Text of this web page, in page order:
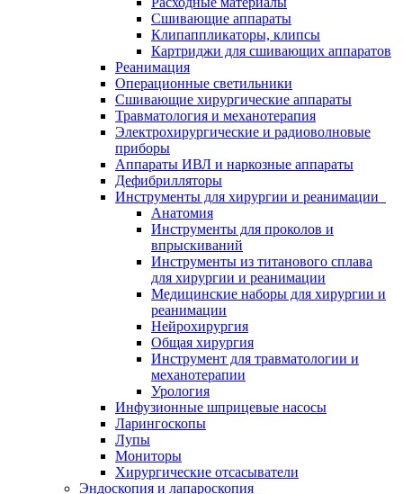
Сшивающие аппараты
Клипаппликаторы, клипсы
Картриджи для сшивающих аппаратов
Реанимация
Операционные светильники
Сшивающие хирургические аппараты
Травматология и механотерапия
Электрохирургические и радиоволновые
приборы
Аппараты ИВЛ и наркозные аппараты
Дефибрилляторы
Инструменты для хирургии и реанимации
Анатомия
Инструменты для проколов и
впрыскиваний
Инструменты из титанового сплава
для хирургии и реанимации
Медицинские наборы для хирургии и
реанимации
Нейрохирургия
Общая хирургия
Инструмент для травматологии и
механотерапии
Урология
Инфузионные шприцевые насосы
Ларингоскопы
Лупы
Мониторы
Хирургические отсасыватели
Эндоскопия и лапароскопия